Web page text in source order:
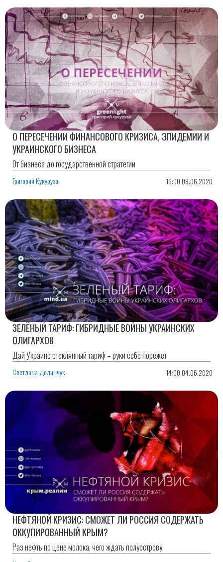
О ПЕРЕСЕЧЕНИИ ФИНАНСОВОГО КРИЗИСА, ЭПИДЕМИИ И
УКРАИНСКОГО БИЗНЕСА
От бизнеса до государственной стратегии
Григорий Кукуруза 16:00 08.06.2020
ЗЕЛЁНЫЙ ТАРИФ: ГИБРИДНЫЕ ВОЙНЫ УКРАИНСКИХ
ОЛИГАРХОВ
Дай Украине стеклянный тариф – руки себе порежет
Светлана Долинчук 14:00 04.06.2020
НЕФТЯНОЙ КРИЗИС: CМОЖЕТ ЛИ РОССИЯ СОДЕРЖАТЬ
ОККУПИРОВАННЫЙ КРЫМ?
Раз нефть по цене молока, чего ждать полуострову